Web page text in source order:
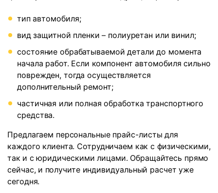
тип автомобиля;
вид защитной пленки – полиуретан или винил;
состояние обрабатываемой детали до момента
начала работ. Если компонент автомобиля сильно
поврежден, тогда осуществляется
дополнительный ремонт;
частичная или полная обработка транспортного
средства.
Предлагаем персональные прайс-листы для
каждого клиента. Сотрудничаем как с физическими,
так и с юридическими лицами. Обращайтесь прямо
сейчас, и получите индивидуальный расчет уже
сегодня.